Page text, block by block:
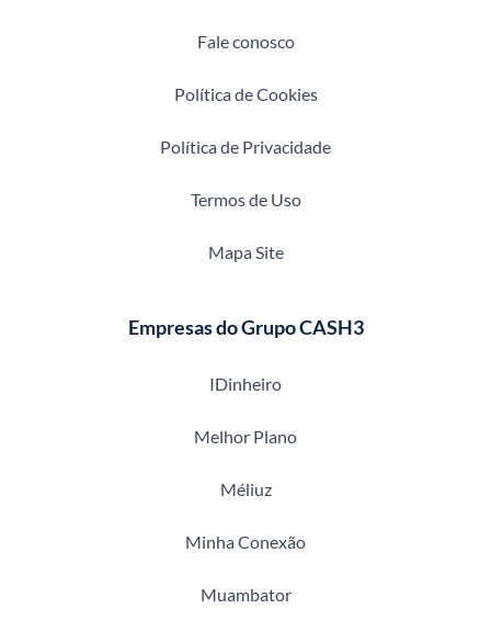
Fale conosco
Política de Cookies
Política de Privacidade
Termos de Uso
Mapa Site
Empresas do Grupo CASH3
IDinheiro
Melhor Plano
Méliuz
Minha Conexão
Muambator